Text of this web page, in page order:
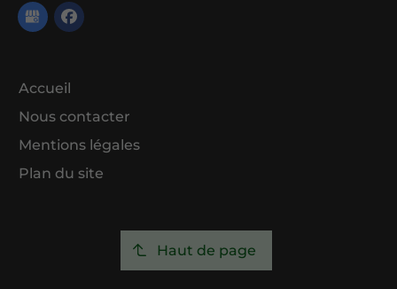
Accueil
Nous contacter
Mentions légales
Plan du site
Haut de page